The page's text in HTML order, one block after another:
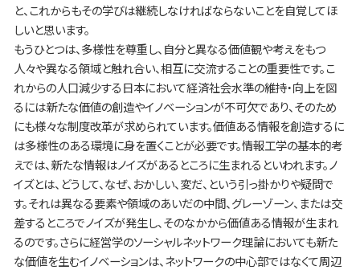
と、これからもその学びは継続しなければならないことを自覚してほ
しいと思います。
もうひとつは、多様性を尊重し、自分と異なる価値観や考えをもつ
人々や異なる領域と触れ合い、相互に交流することの重要性です。こ
れからの人口減少する日本において経済社会水準の維持・向上を図
るには新たな価値の創造やイノベーションが不可欠であり、そのため
にも様々な制度改革が求められています。価値ある情報を創造するに
は多様性のある環境に身を置くことが必要です。情報工学の基本的考
えでは、新たな情報はノイズがあるところに生まれるといわれます。ノ
イズとは、どうして、なぜ、おかしい、変だ、という引っ掛かりや疑問で
す。それは異なる要素や領域のあいだの中間、グレーゾーン、または交
差するところでノイズが発生し、そのなかから価値ある情報が生まれ
るのです。さらに経営学のソーシャルネットワーク理論においても新た
な価値を生むイノベーションは、ネットワークの中心部ではなくて周辺